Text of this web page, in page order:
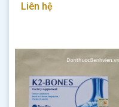
Liên hệ